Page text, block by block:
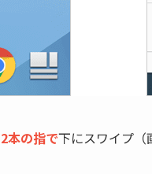
2本の指で下にスワイプ（